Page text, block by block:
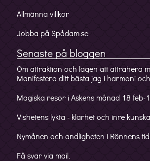
Allmänna villkor
Jobba på Spådam.se
Senaste på bloggen
Om attraktion och lagen att attrahera
Manifestera ditt bästa jag i harmoni
Magiska resor i Askens månad 18 feb-
Vishetens lykta - klarhet och inre
Nymånen och andligheten i Rönnens
Få svar via mail.